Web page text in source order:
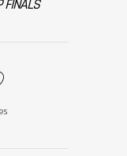
FINALS